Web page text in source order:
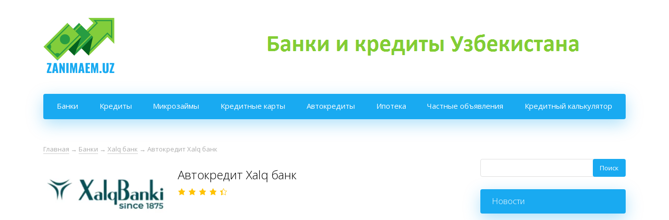
Банки Кредиты Микрозаймы Кредитные карты Автокредиты Ипотека Частные объявления Кредитный калькулятор
Главная → Банки → Xalq банк → Автокредит Xalq банк
Автокредит Xalq банк
Новости